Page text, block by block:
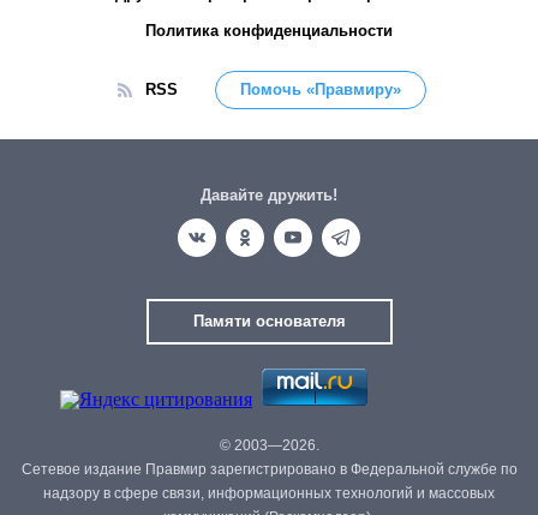
Политика конфиденциальности
RSS Помочь «Правмиру»
Давайте дружить!
Памяти основателя
© 2003—2026.
Сетевое издание Правмир зарегистрировано в Федеральной службе по
надзору в сфере связи, информационных технологий и массовых